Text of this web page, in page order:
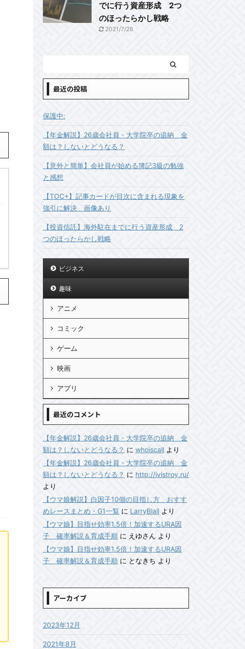
でに行う資産形成 2つ
のほったらかし戦略
2021/7/26
最近の投稿
保護中:
【年金解説】26歳会社員・大学院卒の追納 金
額は？しないとどうなる？
【意外と簡単】会社員が始める簿記3級の勉強
と感想
【TOC+】記事カードが目次に含まれる現象を
強引に解決 画像あり
【投資信託】海外駐在までに行う資産形成 2
つのほったらかし戦略
ビジネス
趣味
アニメ
コミック
ゲーム
映画
アプリ
最近のコメント
【年金解説】26歳会社員・大学院卒の追納 金
額は？しないとどうなる？ に whoiscall より
【年金解説】26歳会社員・大学院卒の追納 金
額は？しないとどうなる？ に http://ivistroy.ru/
より
【ウマ娘解説】白因子10個の目指し方 おすす
めレースまとめ・G1一覧 に LarryBlall より
【ウマ娘】目指せ効率1.5倍！加速するURA因
子 確率解説＆育成手順 に えゆさん より
【ウマ娘】目指せ効率1.5倍！加速するURA因
子 確率解説＆育成手順 に となきち より
アーカイブ
2023年12月
2021年8月